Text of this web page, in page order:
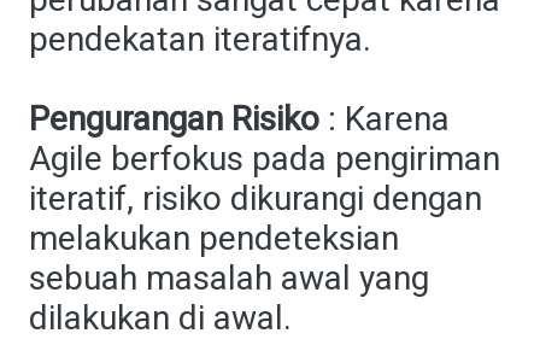
pendekatan iteratifnya.
Pengurangan Risiko : Karena
Agile berfokus pada pengiriman
iteratif, risiko dikurangi dengan
melakukan pendeteksian
sebuah masalah awal yang
dilakukan di awal.